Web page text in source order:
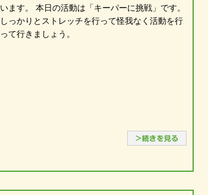
います。 本日の活動は「キーパーに挑戦」です。
しっかりとストレッチを行って怪我なく活動を行
って行きましょう。